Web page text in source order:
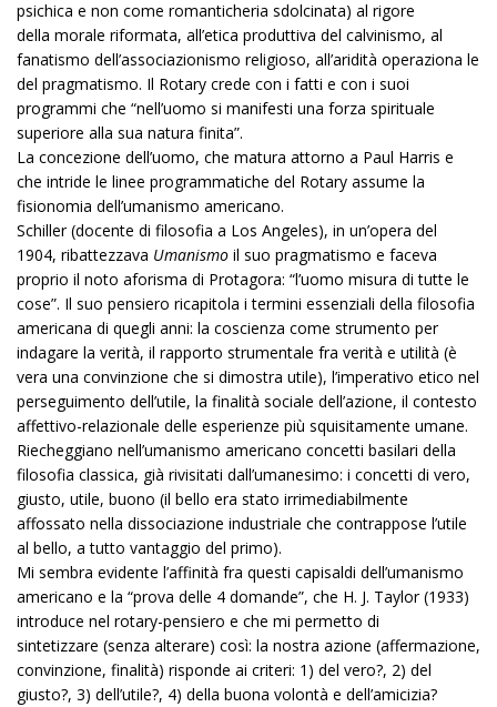
psichica e non come romanticheria sdolcinata) al rigore
della morale riformata, all’etica produttiva del calvinismo, al
fanatismo dell’associazionismo religioso, all’aridità operaziona le
del pragmatismo. Il Rotary crede con i fatti e con i suoi
programmi che “nell’uomo si manifesti una forza spirituale
superiore alla sua natura finita”.
La concezione dell’uomo, che matura attorno a Paul Harris e
che intride le linee programmatiche del Rotary assume la
fisionomia dell’umanismo americano.
Schiller (docente di filosofia a Los Angeles), in un’opera del
1904, ribattezzava Umanismo il suo pragmatismo e faceva
proprio il noto aforisma di Protagora: “l’uomo misura di tutte le
cose”. Il suo pensiero ricapitola i termini essenziali della filosofia
americana di quegli anni: la coscienza come strumento per
indagare la verità, il rapporto strumentale fra verità e utilità (è
vera una convinzione che si dimostra utile), l’imperativo etico nel
perseguimento dell’utile, la finalità sociale dell’azione, il contesto
affettivo-relazionale delle esperienze più squisitamente umane.
Riecheggiano nell’umanismo americano concetti basilari della
filosofia classica, già rivisitati dall’umanesimo: i concetti di vero,
giusto, utile, buono (il bello era stato irrimediabilmente
affossato nella dissociazione industriale che contrappose l’utile
al bello, a tutto vantaggio del primo).
Mi sembra evidente l’affinità fra questi capisaldi dell’umanismo
americano e la “prova delle 4 domande”, che H. J. Taylor (1933)
introduce nel rotary-pensiero e che mi permetto di
sintetizzare (senza alterare) così: la nostra azione (affermazione,
convinzione, finalità) risponde ai criteri: 1) del vero?, 2) del
giusto?, 3) dell’utile?, 4) della buona volontà e dell’amicizia?